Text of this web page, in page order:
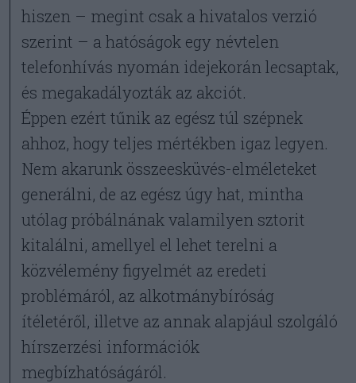
hiszen – megint csak a hivatalos verzió
szerint – a hatóságok egy névtelen
telefonhívás nyomán idejekorán lecsaptak,
és megakadályozták az akciót.
Éppen ezért tűnik az egész túl szépnek
ahhoz, hogy teljes mértékben igaz legyen.
Nem akarunk összeesküvés-elméleteket
generálni, de az egész úgy hat, mintha
utólag próbálnának valamilyen sztorit
kitalálni, amellyel el lehet terelni a
közvélemény figyelmét az eredeti
problémáról, az alkotmánybíróság
ítéletéről, illetve az annak alapjául szolgáló
hírszerzési információk
megbízhatóságáról.